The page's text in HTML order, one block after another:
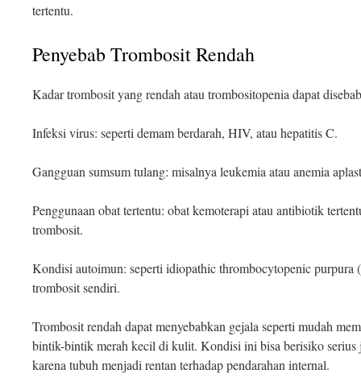
tertentu.
Penyebab Trombosit Rendah
Kadar trombosit yang rendah atau trombositopenia dapat
Infeksi virus: seperti demam berdarah, HIV, atau hepatitis C.
Gangguan sumsum tulang: misalnya leukemia atau anemia
Penggunaan obat tertentu: obat kemoterapi atau antibiotik
trombosit.
Kondisi autoimun: seperti idiopathic thrombocytopenic purpura
trombosit sendiri.
Trombosit rendah dapat menyebabkan gejala seperti mudah
bintik-bintik merah kecil di kulit. Kondisi ini bisa berisiko serius
karena tubuh menjadi rentan terhadap pendarahan internal.